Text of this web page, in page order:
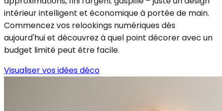
intérieur intelligent et économique à portée de main.
Commencez vos relookings numériques dès
aujourd'hui et découvrez à quel point décorer avec un
budget limité peut être facile.
Visualiser vos idées déco